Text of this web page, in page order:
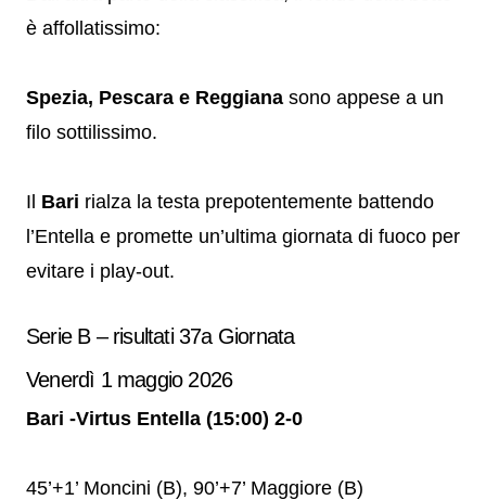
è affollatissimo:
Spezia, Pescara e Reggiana sono appese a un
filo sottilissimo.
Il Bari rialza la testa prepotentemente battendo
l’Entella e promette un’ultima giornata di fuoco per
evitare i play-out.
Serie B – risultati 37a Giornata
Venerdì 1 maggio 2026
Bari -Virtus Entella (15:00) 2-0
45’+1’ Moncini (B), 90’+7’ Maggiore (B)